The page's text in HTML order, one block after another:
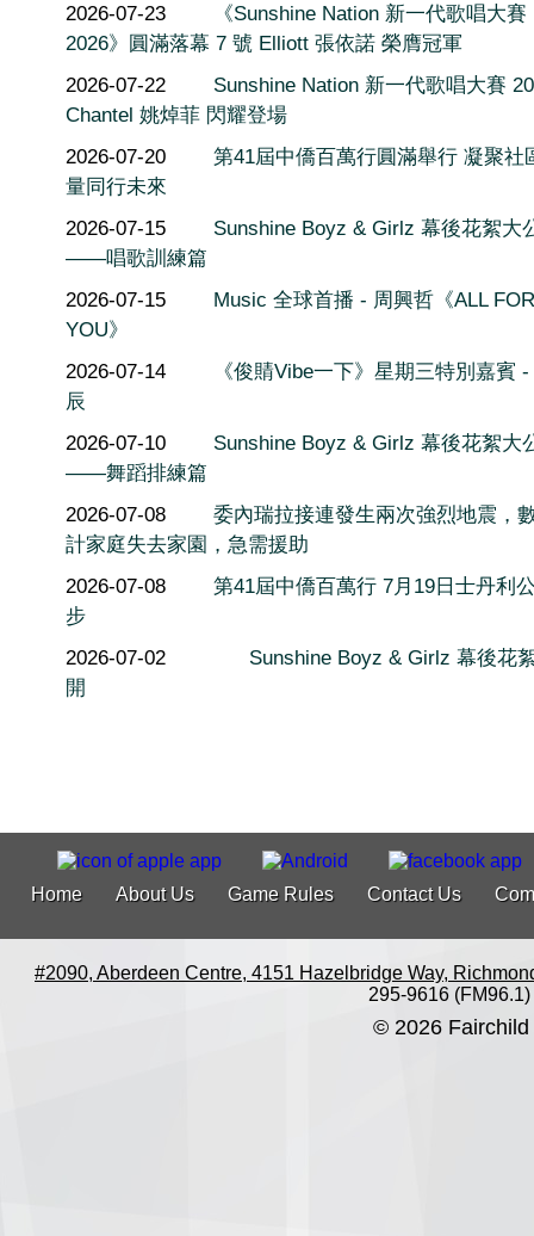
2026-07-23
《Sunshine Nation 新一代歌唱大賽
2026》圓滿落幕 7 號 Elliott 張依諾 榮膺冠軍
2026-07-22
Sunshine Nation 新一代歌唱大賽
Chantel 姚焯菲 閃耀登場
2026-07-20
第41屆中僑百萬行圓滿舉行 凝聚社
量同行未來
2026-07-15
Sunshine Boyz & Girlz 幕後花絮大
——唱歌訓練篇
2026-07-15
Music 全球首播 - 周興哲《ALL FOR
YOU》
2026-07-14
《俊䝼Vibe一下》星期三特別嘉賓
辰
2026-07-10
Sunshine Boyz & Girlz 幕後花絮大
——舞蹈排練篇
2026-07-08
委內瑞拉接連發生兩次強烈地震，
計家庭失去家園，急需援助
2026-07-08
第41屆中僑百萬行 7月19日士丹利
步
2026-07-02
Sunshine Boyz & Girlz 幕後花
開
Home About Us Game Rules Contact Us
#2090, Aberdeen Centre, 4151 Hazelbridge Way,
295-9616 (FM96.1)
© 2026 Fairchild